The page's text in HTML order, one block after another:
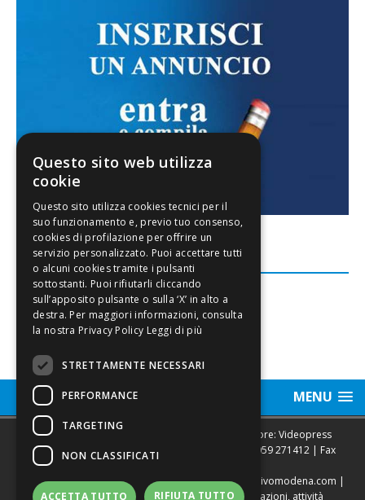
FACEBOOK
MENU
Sede legale, Redazione, pubblicità e annunci Editore: Videopress
Modena S.r.l. via Emilia Est, 402/6 - Modena | Tel.
059 271412 | Fax
Direttore Resp. Giovanni Botti | email:redazione@vivomodena.com |
www.vivomodena.it | Diffusione gratuita in abitazioni, attività
Questo sito web utilizza
cookie
Leggi di più
STRETTAMENTE NECESSARI
PERFORMANCE
TARGETING
NON CLASSIFICATI
ACCETTA TUTTO RIFIUTA TUTTO